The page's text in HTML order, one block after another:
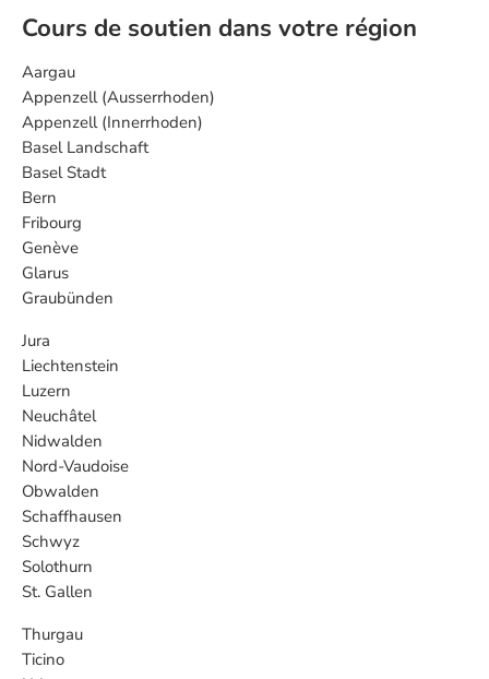
Cours de soutien dans votre région
Aargau
Appenzell (Ausserrhoden)
Appenzell (Innerrhoden)
Basel Landschaft
Basel Stadt
Bern
Fribourg
Genève
Glarus
Graubünden
Jura
Liechtenstein
Luzern
Neuchâtel
Nidwalden
Nord-Vaudoise
Obwalden
Schaffhausen
Schwyz
Solothurn
St. Gallen
Thurgau
Ticino